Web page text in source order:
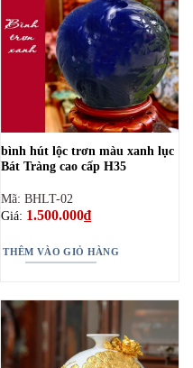
bình hút lộc trơn màu xanh lục
Bát Tràng cao cấp H35
Mã: BHLT-02
Giá: 1.500.000₫
THÊM VÀO GIỎ HÀNG